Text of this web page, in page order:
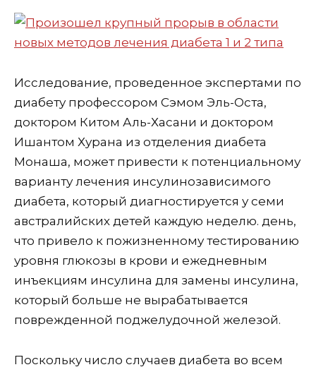
Исследование, проведенное экспертами по
диабету профессором Сэмом Эль-Оста,
доктором Китом Аль-Хасани и доктором
Ишантом Хурана из отделения диабета
Монаша, может привести к потенциальному
варианту лечения инсулинозависимого
диабета, который диагностируется у семи
австралийских детей каждую неделю. день,
что привело к пожизненному тестированию
уровня глюкозы в крови и ежедневным
инъекциям инсулина для замены инсулина,
который больше не вырабатывается
поврежденной поджелудочной железой.
Поскольку число случаев диабета во всем